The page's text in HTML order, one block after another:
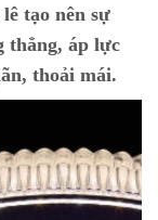
tạo nên sự
thẳng, áp lực
thoải mái.